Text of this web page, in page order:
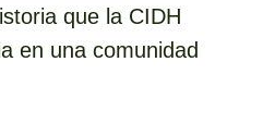
que la CIDH
en una comunidad